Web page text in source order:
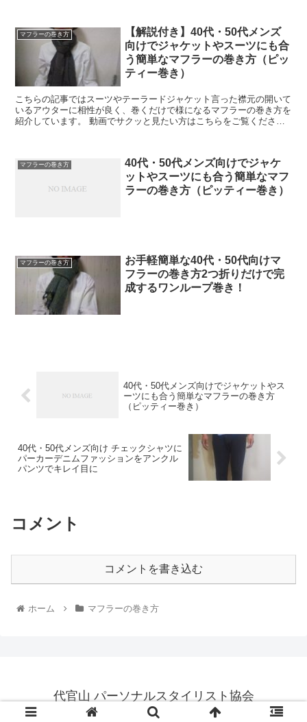
マフラーの巻き方
【解説付き】40代・50代メンズ
向けでジャケットやスーツにも合
う簡単なマフラーの巻き方（ピッ
ティー巻き）
こちらの記事ではスーツやテーラードジャケット言った襟元の開いて
いるアウターに相性が良く、巻くだけで様になるマフラーの巻き方を
紹介しています。 動画でサクッと見たい方はこちらをご覧ください↓
マフラーの巻き方
40代・50代メンズ向けでジャケ
ットやスーツにも合う簡単なマフ
ラーの巻き方（ピッティー巻き）
マフラーの巻き方
お手軽簡単な40代・50代向けマ
フラーの巻き方2つ折りだけで完
成するワンループ巻き！
40代・50代メンズ向けでジャケットやス
ーツにも合う簡単なマフラーの巻き方
（ピッティー巻き）
40代・50代メンズ向け チェックシャツに
パーカーデニムファッションをアンクル
パンツでキレイ目に
コメント
コメントを書き込む
ホーム マフラーの巻き方
代官山 パーソナルスタイリスト協会
© 2020 代官山 パーソナルスタイリスト協会.